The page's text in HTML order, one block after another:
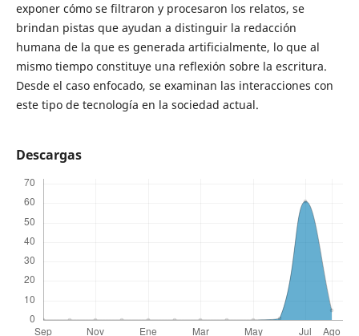
exponer cómo se filtraron y procesaron los relatos, se
brindan pistas que ayudan a distinguir la redacción
humana de la que es generada artificialmente, lo que al
mismo tiempo constituye una reflexión sobre la escritura.
Desde el caso enfocado, se examinan las interacciones con
este tipo de tecnología en la sociedad actual.
Descargas